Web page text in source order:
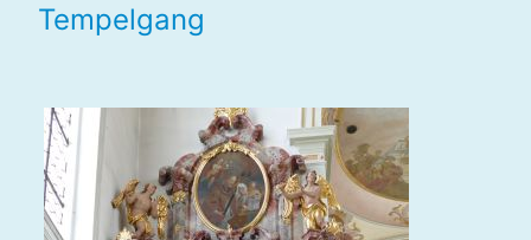
Tempelgang